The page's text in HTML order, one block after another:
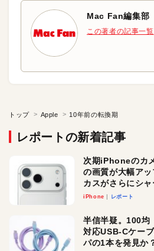
Mac Fan編集部
この著者の記事一覧
トップ Apple 10年前の転換期
レポートの新着記事
次期iPhoneのカ
の画質が大幅ア
カスがさらにシャ
iPhone レポート
半信半疑。100均
対応USB-Cケー
パの1本を発見か